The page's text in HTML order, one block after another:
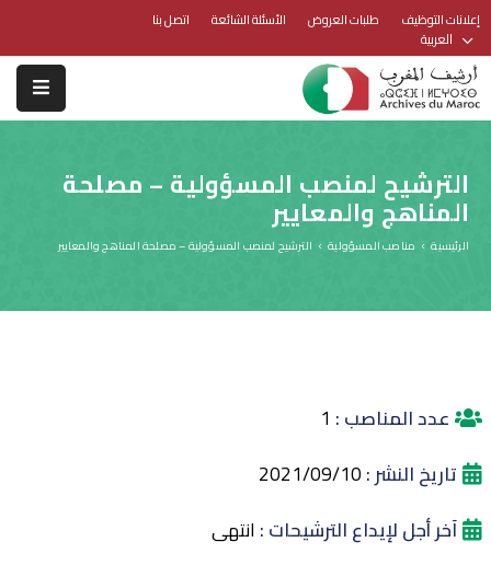
إعلانات التوظيف طلبات العروض الأسئلة الشائعة اتصل بنا
العربية
الترشيح لمنصب المسؤولية – مصلحة
المناهج والمعايير
الرئيسية مناصب المسؤولية الترشيح لمنصب المسؤولية – مصلحة المناهج والمعايير
عدد المناصب : 1
تاريخ النشر :2021/09/10
آخر أجل لإيداع الترشيحات : انتهى